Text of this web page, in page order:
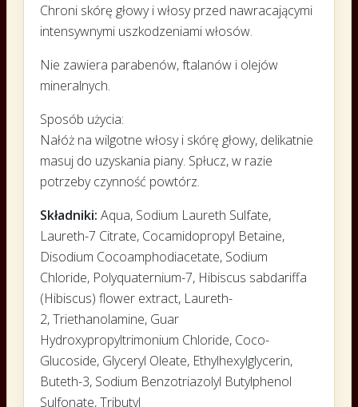
Chroni skórę głowy i włosy przed nawracającymi
intensywnymi uszkodzeniami włosów.
Nie zawiera parabenów, ftalanów i olejów
mineralnych.
Sposób użycia:
Nałóż na wilgotne włosy i skórę głowy, delikatnie
masuj do uzyskania piany. Spłucz, w razie
potrzeby czynność powtórz.
Składniki: Aqua, Sodium Laureth Sulfate,
Laureth-7 Citrate, Cocamidopropyl Betaine,
Disodium Cocoamphodiacetate, Sodium
Chloride, Polyquaternium-7, Hibiscus sabdariffa
(Hibiscus) flower extract, Laureth-
2,Triethanolamine, Guar
Hydroxypropyltrimonium Chloride, Coco-
Glucoside, Glyceryl Oleate, Ethylhexylglycerin,
Buteth-3, Sodium Benzotriazolyl Butylphenol
Sulfonate, Tributyl